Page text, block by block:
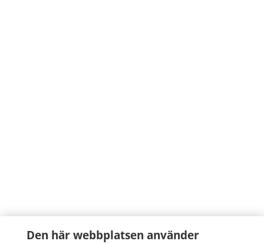
Den här webbplatsen använder